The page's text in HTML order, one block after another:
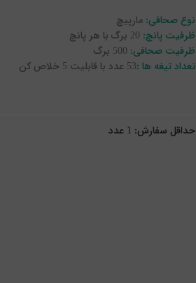
نوع صحافی: مارپیچ
ظرفیت پانچ: 20 برگ با هر پانچ
ظرفیت صحافی: 500 برگ
تعداد تیغه ها :53 عدد با قابلیت 5 خلاص کن
حداقل سفارش: 1 عدد